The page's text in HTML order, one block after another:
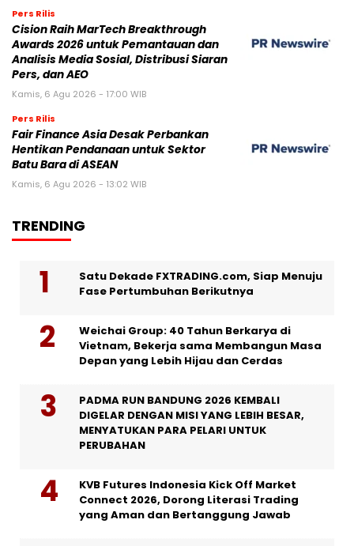
Pers Rilis
Cision Raih MarTech Breakthrough
Awards 2026 untuk Pemantauan dan
Analisis Media Sosial, Distribusi Siaran
Pers, dan AEO
Kamis, 6 Agu 2026 - 17:00 WIB
Pers Rilis
Fair Finance Asia Desak Perbankan
Hentikan Pendanaan untuk Sektor
Batu Bara di ASEAN
Kamis, 6 Agu 2026 - 13:02 WIB
TRENDING
Satu Dekade FXTRADING.com, Siap Menuju
Fase Pertumbuhan Berikutnya
Weichai Group: 40 Tahun Berkarya di
Vietnam, Bekerja sama Membangun Masa
Depan yang Lebih Hijau dan Cerdas
PADMA RUN BANDUNG 2026 KEMBALI
DIGELAR DENGAN MISI YANG LEBIH BESAR,
MENYATUKAN PARA PELARI UNTUK
PERUBAHAN
KVB Futures Indonesia Kick Off Market
Connect 2026, Dorong Literasi Trading
yang Aman dan Bertanggung Jawab